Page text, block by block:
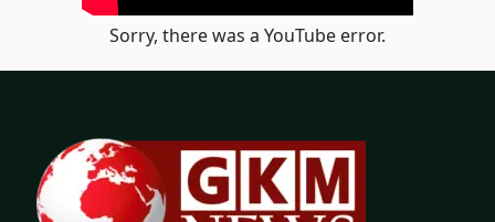
Sorry, there was a YouTube error.